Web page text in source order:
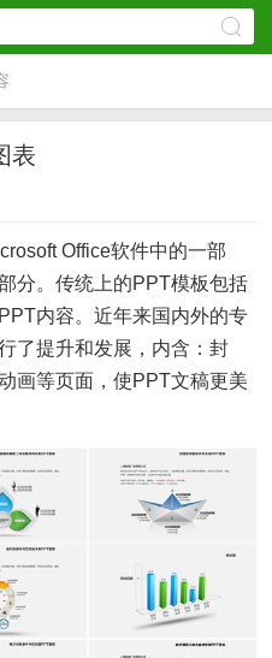
表
Office软件中的一部
分。传统上的PPT模板包括
内容。近年来国内外的专
了提升和发展，内含：封
画等页面，使PPT文稿更美